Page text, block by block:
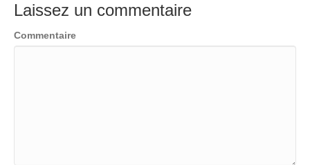
Laissez un commentaire
Commentaire